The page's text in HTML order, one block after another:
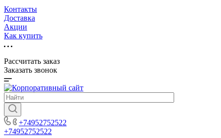
Контакты
Доставка
Акции
Как купить
Рассчитать заказ
Заказать звонок
+74952752522
+74952752522